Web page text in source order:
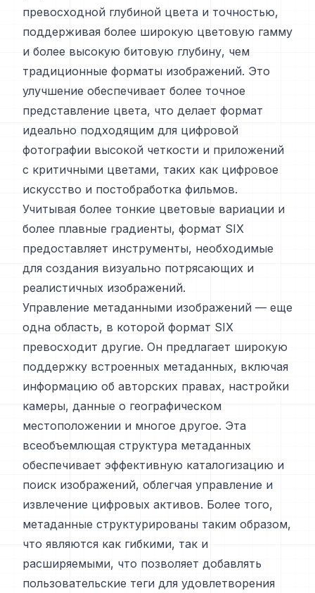
превосходной глубиной цвета и точностью,
поддерживая более широкую цветовую гамму
и более высокую битовую глубину, чем
традиционные форматы изображений. Это
улучшение обеспечивает более точное
представление цвета, что делает формат
идеально подходящим для цифровой
фотографии высокой четкости и приложений
с критичными цветами, таких как цифровое
искусство и постобработка фильмов.
Учитывая более тонкие цветовые вариации и
более плавные градиенты, формат SIX
предоставляет инструменты, необходимые
для создания визуально потрясающих и
реалистичных изображений.
Управление метаданными изображений — еще
одна область, в которой формат SIX
превосходит другие. Он предлагает широкую
поддержку встроенных метаданных, включая
информацию об авторских правах, настройки
камеры, данные о географическом
местоположении и многое другое. Эта
всеобъемлющая структура метаданных
обеспечивает эффективную каталогизацию и
поиск изображений, облегчая управление и
извлечение цифровых активов. Более того,
метаданные структурированы таким образом,
что являются как гибкими, так и
расширяемыми, что позволяет добавлять
пользовательские теги для удовлетворения